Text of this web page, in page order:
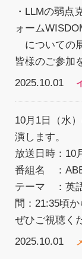
・LLMの弱点
ォーム
についての
皆様のご参加
2025.10.01
10月1日（水
演します。
放送日時：10
番組名 ：
テーマ ：英
間：21:35頃か
ぜひご視聴く
2025.10.01